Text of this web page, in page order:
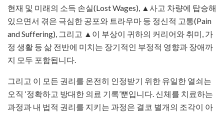
현재 및 미래의 소득 손실(Lost Wages), ▲사고 차량에 탑승해
있으면서 겪은 극심한 공포와 트라우마 등 정신적 고통(Pain
and Suffering), 그리고 ▲이 부상이 귀하의 커리어와 취미, 가
정 생활 등 삶 전반에 미치는 장기적인 부정적 영향과 장애까
지 모두 포함됩니다.
그리고 이 모든 권리를 온전히 인정받기 위한 유일한 열쇠는
오직 ‘정확하고 방대한 의료 기록’뿐입니다. 신체를 치료하는
과정과 내 법적 권리를 지키는 과정은 결코 별개의 조각이 아